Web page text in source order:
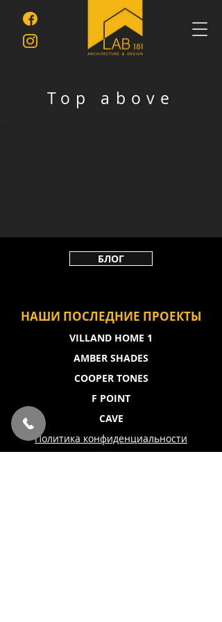
Top above
БЛОГ
НАШИ ПОСЛЕДНИЕ ПРОЕКТЫ
VILLAND HOME 1
AMBER SHADES
COOPER TONES
F POINT
CAVE
Политика конфиденциальности